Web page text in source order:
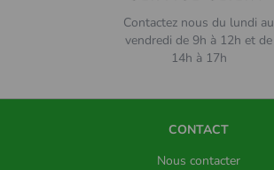
Contactez nous du lundi au
vendredi de 9h à 12h et de
14h à 17h
CONTACT
Nous contacter